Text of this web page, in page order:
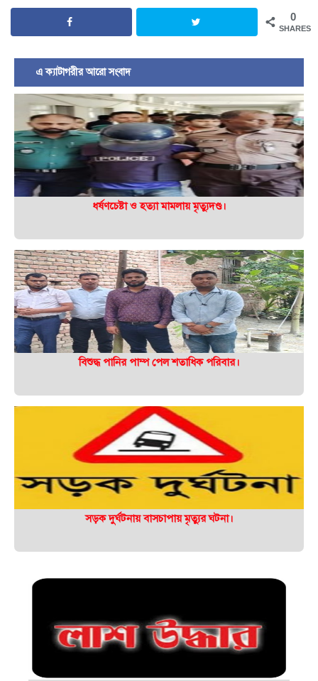
0
SHARES
এ ক্যাটাগরীর আরো সংবাদ
ধর্ষণচেষ্টা ও হত্যা মামলায় মৃত্যুদণ্ড।
বিশুদ্ধ পানির পাম্প পেল শতাধিক পরিবার।
সড়ক দুর্ঘটনায় বাসচাপায় মৃত্যুর ঘটনা।